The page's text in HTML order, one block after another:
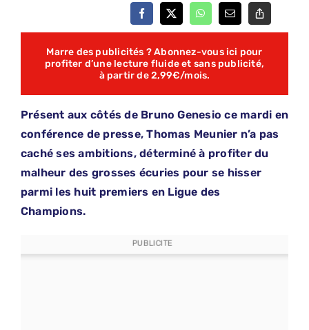
Marre des publicités ? Abonnez-vous ici pour
profiter d’une lecture fluide et sans publicité,
à partir de 2,99€/mois.
Présent aux côtés de Bruno Genesio ce mardi en
conférence de presse, Thomas Meunier n’a pas
caché ses ambitions, déterminé à profiter du
malheur des grosses écuries pour se hisser
parmi les huit premiers en Ligue des
Champions.
PUBLICITE